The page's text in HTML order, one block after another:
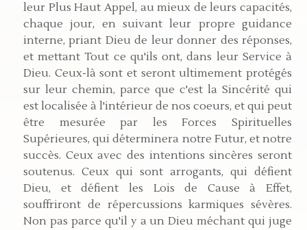
leur Plus Haut Appel, au mieux de leurs capacités,
chaque jour, en suivant leur propre guidance
interne, priant Dieu de leur donner des réponses,
et mettant Tout ce qu'ils ont, dans leur Service à
Dieu. Ceux-là sont et seront ultimement protégés
sur leur chemin, parce que c'est la Sincérité qui
est localisée à l'intérieur de nos coeurs, et qui peut
être mesurée par les Forces Spirituelles
Supérieures, qui déterminera notre Futur, et notre
succès. Ceux avec des intentions sincères seront
soutenus. Ceux qui sont arrogants, qui défient
Dieu, et défient les Lois de Cause à Effet,
souffriront de répercussions karmiques sévères.
Non pas parce qu'il y a un Dieu méchant qui juge